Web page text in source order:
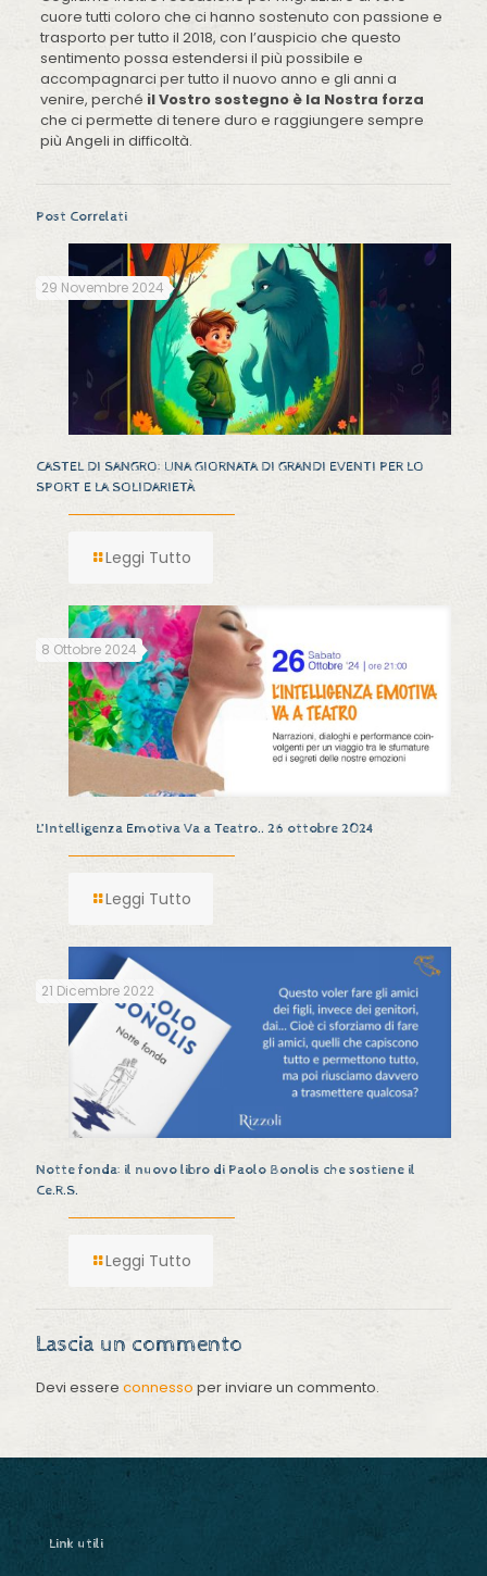
cuore tutti coloro che ci hanno sostenuto con passione e
trasporto per tutto il 2018, con l’auspicio che questo
sentimento possa estendersi il più possibile e
accompagnarci per tutto il nuovo anno e gli anni a
venire, perché il Vostro sostegno è la Nostra forza
che ci permette di tenere duro e raggiungere sempre
più Angeli in difficoltà.
Post Correlati
29 Novembre 2024
CASTEL DI SANGRO: UNA GIORNATA DI GRANDI EVENTI PER LO
SPORT E LA SOLIDARIETÀ
Leggi Tutto
8 Ottobre 2024
L’Intelligenza Emotiva Va a Teatro.. 26 ottobre 2024
Leggi Tutto
21 Dicembre 2022
Notte fonda: il nuovo libro di Paolo Bonolis che sostiene il
Ce.R.S.
Leggi Tutto
Lascia un commento
Devi essere connesso per inviare un commento.
Link utili